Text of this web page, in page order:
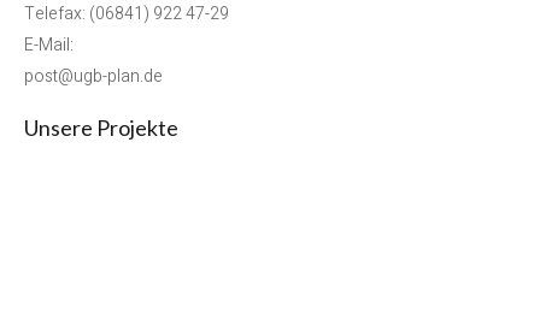
Telefax: (06841) 922 47-29
E-Mail:
post@ugb-plan.de
Unsere Projekte